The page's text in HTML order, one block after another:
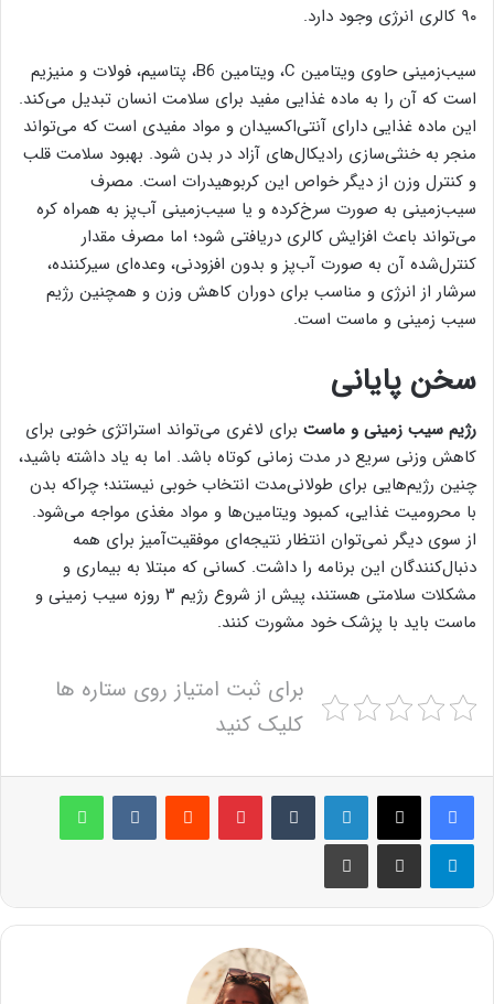
۹۰ کالری انرژی وجود دارد.
سیب‌زمینی حاوی ویتامین C، ویتامین B6، پتاسیم، فولات و منیزیم
است که آن را به ماده غذایی مفید برای سلامت انسان تبدیل می‌کند.
این ماده غذایی دارای آنتی‌اکسیدان و مواد مفیدی است که می‌تواند
منجر به خنثی‌سازی رادیکال‌های آزاد در بدن شود. بهبود سلامت قلب
و کنترل وزن از دیگر خواص این کربوهیدرات است. مصرف
سیب‌زمینی به صورت سرخ‌کرده و یا سیب‌زمینی آب‌پز به همراه کره
می‌تواند باعث افزایش کالری دریافتی شود؛ اما مصرف مقدار
کنترل‌شده آن به صورت آب‌پز و بدون افزودنی، وعده‌ای سیرکننده،
سرشار از انرژی و مناسب برای دوران کاهش وزن و همچنین رژیم
سیب زمینی و ماست است.
سخن پایانی
رژیم سیب زمینی و ماست برای لاغری می‌تواند استراتژی خوبی برای
کاهش وزنی سریع در مدت زمانی کوتاه باشد. اما به یاد داشته باشید،
چنین رژیم‌هایی برای طولانی‌مدت انتخاب خوبی نیستند؛ چراکه بدن
با محرومیت غذایی، کمبود ویتامین‌ها و مواد مغذی مواجه می‌شود.
از سوی دیگر نمی‌توان انتظار نتیجه‌ای موفقیت‌آمیز برای همه
دنبال‌کنندگان این برنامه را داشت. کسانی که مبتلا به بیماری و
مشکلات سلامتی هستند، پیش از شروع رژیم ۳ روزه سیب زمینی و
ماست باید با پزشک خود مشورت کنند.
برای ثبت امتیاز روی ستاره ها
کلیک کنید
لینکدین ‫تامبلر پینترست‫رددیت ‫VKontakteواتس آپ
تلگرام اشتراک گذاری از طریق ایمیل چاپ